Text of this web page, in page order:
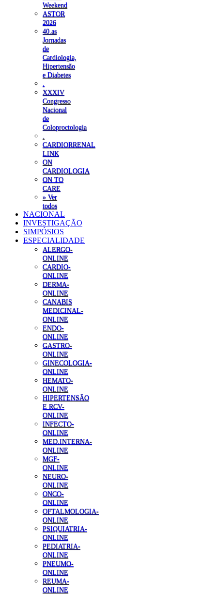
Weekend
ASTOR
2026
40.as
Jornadas
de
Cardiologia,
Hipertensão
e Diabetes
XXXIV
Congresso
Nacional
de
Coloproctologia
CARDIORRENAL
LINK
ON
CARDIOLOGIA
ON TO
CARE
» Ver
todos
NACIONAL
INVESTIGAÇÃO
SIMPÓSIOS
ESPECIALIDADE
ALERGO-
ONLINE
CARDIO-
ONLINE
DERMA-
ONLINE
CANABIS
MEDICINAL-
ONLINE
ENDO-
ONLINE
GASTRO-
ONLINE
GINECOLOGIA-
ONLINE
HEMATO-
ONLINE
HIPERTENSÃO
E RCV-
ONLINE
INFECTO-
ONLINE
MED.INTERNA-
ONLINE
MGF-
ONLINE
NEURO-
ONLINE
ONCO-
ONLINE
OFTALMOLOGIA-
ONLINE
PSIQUIATRIA-
ONLINE
PEDIATRIA-
ONLINE
PNEUMO-
ONLINE
REUMA-
ONLINE